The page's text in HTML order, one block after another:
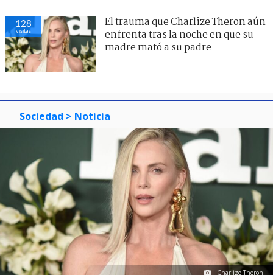
128
visitas
El trauma que Charlize Theron aún
enfrenta tras la noche en que su
madre mató a su padre
Sociedad > Noticia
Charlize Theron